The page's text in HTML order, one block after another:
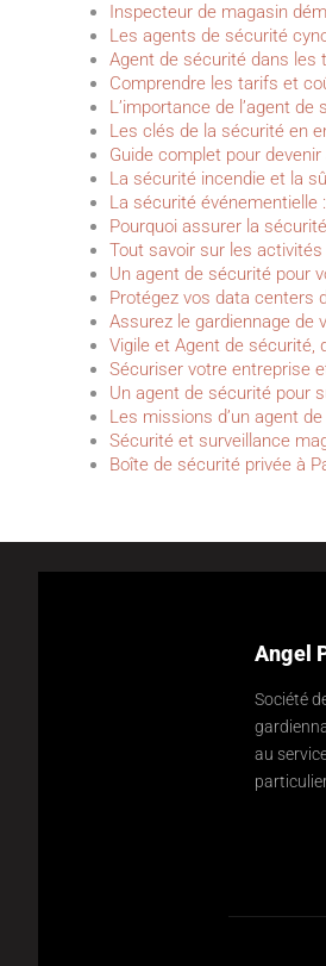
Inspecteur de magasin
Les agents de sécurité
Agent de sécurité dans les
Comprendre les tarifs et
L’importance de l’agent
Les clés de la sécurité en
Guide complet pour
La sécurité incendie et la
La sécurité
Pourquoi assurer la
Tout savoir sur les
Un agent de sécurité pour
Protégez vos data centers
Assurez le gardiennage de
Vigile et Agent de sécurité,
Sécuriser votre entreprise
Un agent de sécurité pour
Les missions d’un agent de
Sécurité et surveillance
Boîte de sécurité privée à
Angel
Société
au